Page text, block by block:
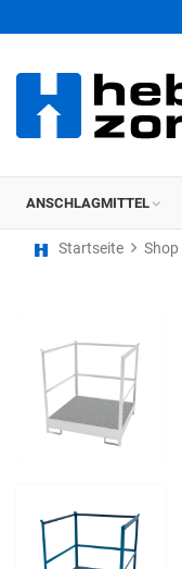
ANSCHLAGMITTEL
Startseite Shop